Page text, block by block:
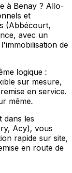
à Benay ? Allo-
et
(Abbécourt,
avec un
de
logique :
sur mesure,
en service.
même.
dans les
Acy), vous
rapide sur site,
en route de